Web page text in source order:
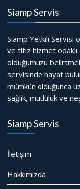
Siamp Servis
Siamp Yetkili Servisi
ve titiz hizmet odaklı
olduğumuzu
servisinde hayat
mümkün olduğunca
sağlık, mutluluk ve
Siamp Servis
İletişim
Hakkımızda